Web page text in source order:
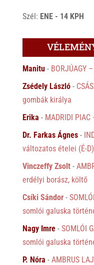
Szél: ENE - 14 KPH
Manitu- BORJÚAGY
Zsédely László-
gombák királya
Erika - MADRIDI
Dr. Farkas Ágnes-
változatos ételei (É-D)
Vinczeffy Zsolt-
erdélyi borász, költő
Csíki Sándor-
somlói galuska
Nagy Imre- SOMLÓI
somlói galuska
P. Nóra - AMBRUS